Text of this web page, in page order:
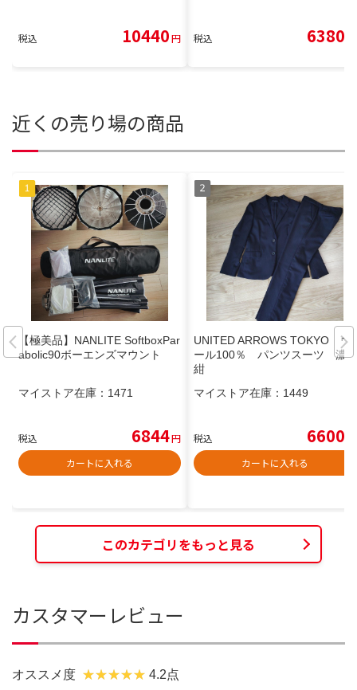
税込 10440円 税込 6380
近くの売り場の商品
【極美品】NANLITE SoftboxPar
abolic90ボーエンズマウント
マイストア在庫： 1471
税込 6844円
カートに入れる
UNITED ARROWS TOKYO ウ
ール100％ パンツスーツ 濃
紺
マイストア在庫： 1449
税込 6600
カートに入れる
このカテゴリをもっと見る
カスタマーレビュー
オススメ度 4.2点